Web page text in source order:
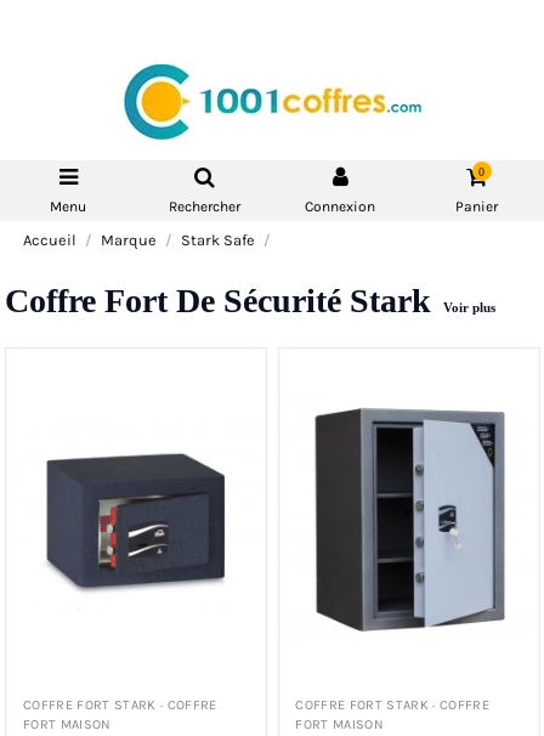
Menu Rechercher Connexion
0
Panier
Accueil Marque Stark Safe
Coffre Fort De Sécurité Stark Voir plus
COFFRE FORT STARK · COFFRE
FORT MAISON
COFFRE FORT STARK · COFFRE
FORT MAISON